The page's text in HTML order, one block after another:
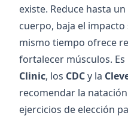
existe. Reduce hasta
cuerpo, baja el
mismo tiempo ofrece
fortalecer músculos.
Clinic, los CDCy la
recomendar la
ejercicios de elección